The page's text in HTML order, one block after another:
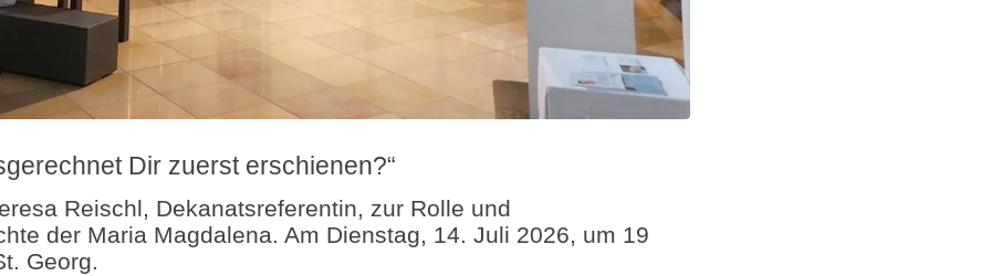
Dir zuerst erschienen?“
Reischl, Dekanatsreferentin, zur Rolle und
der Maria Magdalena. Am Dienstag, 14. Juli 2026, um 19
Georg.